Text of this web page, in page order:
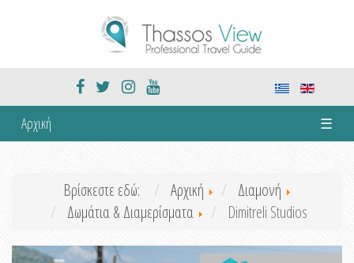
Αρχική ☰
Βρίσκεστε εδώ: Αρχική
Διαμονή
Δωμάτια & Διαμερίσματα
Dimitreli Studios